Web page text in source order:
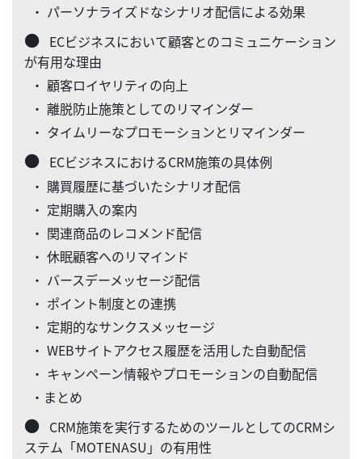
・ パーソナライズドなシナリオ配信による効果
ECビジネスにおいて顧客とのコミュニケーション
が有用な理由
・ 顧客ロイヤリティの向上
・ 離脱防止施策としてのリマインダー
・ タイムリーなプロモーションとリマインダー
ECビジネスにおけるCRM施策の具体例
・ 購買履歴に基づいたシナリオ配信
・ 定期購入の案内
・ 関連商品のレコメンド配信
・ 休眠顧客へのリマインド
・ バースデーメッセージ配信
・ ポイント制度との連携
・ 定期的なサンクスメッセージ
・ WEBサイトアクセス履歴を活用した自動配信
・ キャンペーン情報やプロモーションの自動配信
・まとめ
CRM施策を実行するためのツールとしてのCRMシ
ステム「MOTENASU」の有用性